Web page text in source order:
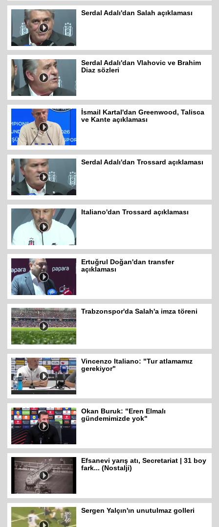
Serdal Adalı'dan Salah açıklaması
Serdal Adalı'dan Vlahovic ve Brahim
Diaz sözleri
İsmail Kartal'dan Greenwood, Talisca
ve Kante açıklaması
Serdal Adalı'dan Trossard açıklaması
Italiano'dan Trossard açıklaması
Ertuğrul Doğan'dan transfer
açıklaması
Trabzonspor'da Salah'a imza töreni
Vincenzo Italiano: "Tur atlamamız
gerekiyor"
Okan Buruk: "Eren Elmalı
gündemimizde yok"
Efsanevi yarış atı, Secretariat | 31 boy
fark... (Nostalji)
Sergen Yalçın'ın unutulmaz golleri